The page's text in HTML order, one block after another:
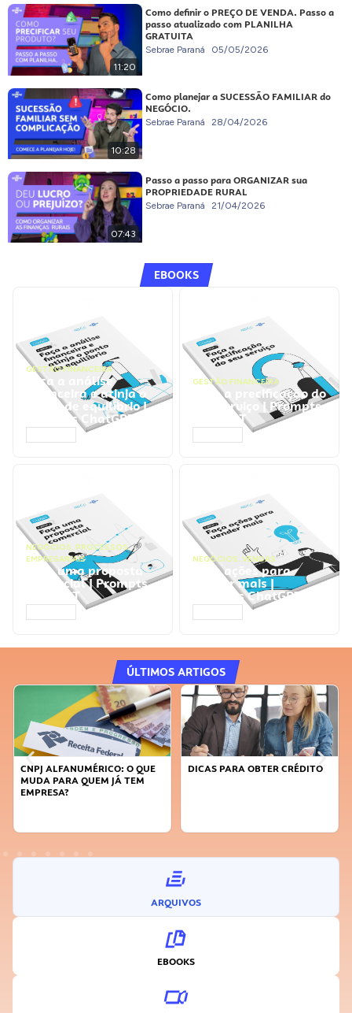
11:20
Como definir o PREÇO DE VENDA. Passo a
passo atualizado com PLANILHA
GRATUITA
Sebrae Paraná 05/05/2026
10:28
Como planejar a SUCESSÃO FAMILIAR do
NEGÓCIO.
Sebrae Paraná 28/04/2026
07:43
Passo a passo para ORGANIZAR sua
PROPRIEDADE RURAL
Sebrae Paraná 21/04/2026
EBOOKS
GESTÃO FINANCEIRA
Faça a análise
financeira e atinja o
ponto de equilíbrio |
Prompts ChatGPT
GESTÃO FINANCEIRA
Faça a precificação do
seu serviço | Prompts
ChatGPT
NEGÓCIOS, PROCESSOS
EMPRESARIAIS
Faça uma proposta
comercial | Prompts
ChatGPT
NEGÓCIOS, VENDAS
Faça ações para
vender mais |
Prompts ChatGPT
ÚLTIMOS ARTIGOS
CNPJ ALFANUMÉRICO: O QUE
MUDA PARA QUEM JÁ TEM
EMPRESA?
DICAS PARA OBTER CRÉDITO
ARQUIVOS
EBOOKS